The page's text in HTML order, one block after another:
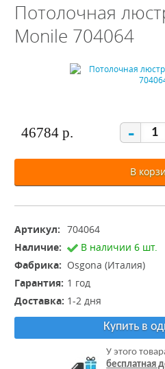
Потолочная
Monile 704064
46784 р. -
В
Артикул: 704064
Наличие:
В наличии 6 шт.
Фабрика: Osgona (Италия)
Гарантия: 1 год
Доставка: 1-2 дня
Купить в
У этого
бесплатная